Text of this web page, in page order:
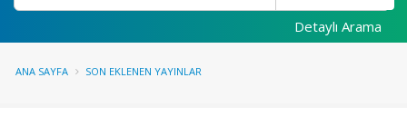
Detaylı Arama
ANA SAYFA SON EKLENEN YAYINLAR